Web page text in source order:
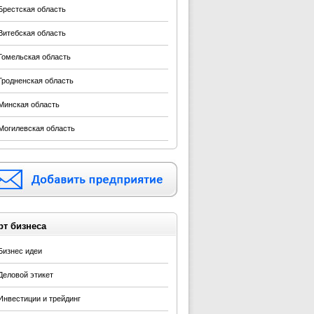
область
область
область
область
область
область
бизнеса
идеи
этикет
и трейдинг